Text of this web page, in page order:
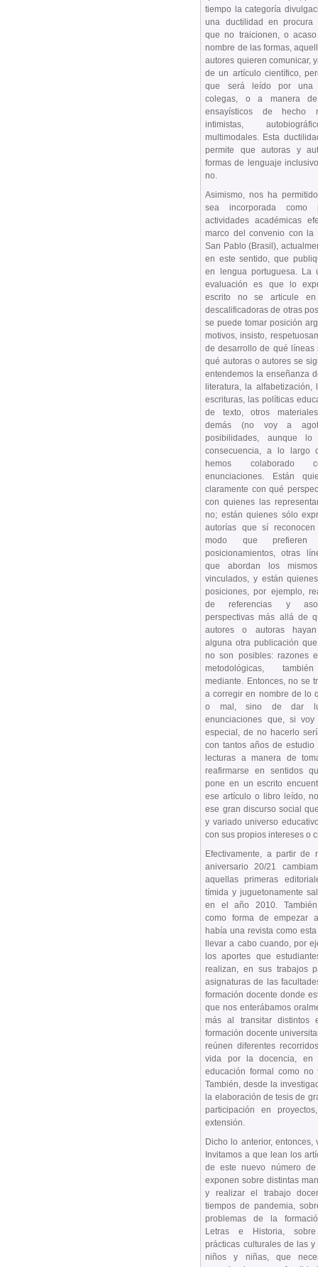
tiempo la categoría
una ductilidad en procura
que no traicionen, o
nombre de las formas,
autores quieren comunicar,
de un artículo científico,
que será leído por una
colegas, o a manera
ensayísticos de hecho
intimistas,
multimodales. Esta
permite que autoras y
formas de lenguaje
no.
Asimismo, nos ha
sea incorporada
actividades académicas
marco del convenio con la
San Pablo (Brasil),
en este sentido, que
en lengua portuguesa. La
evaluación es que lo
escrito no se articule en
descalificadoras de otras
se puede tomar posición
motivos, insisto,
de desarrollo de qué líneas
qué autoras o autores se
entendemos la enseñanza
literatura, la alfabetización,
escrituras, las políticas
de texto, otros
demás (no voy a
posibilidades, aunque lo
consecuencia, a lo largo
hemos colaborado
enunciaciones. Están
claramente con qué
con quienes las
no; están quienes sólo
autorías que sí
modo que prefieren
posicionamientos, otras
que abordan los
vinculados, y están
posiciones, por ejemplo,
de referencias y
perspectivas más allá de
autores o autoras
alguna otra publicación
no son posibles: razones
metodológicas,
mediante. Entonces, no se
a corregir en nombre de lo
o mal, sino de dar
enunciaciones que, si
especial, de no hacerlo
con tantos años de estudio
lecturas a manera de
reafirmarse en sentidos
pone en un escrito
ese artículo o libro leído,
ese gran discurso social
y variado universo
con sus propios intereses o
Efectivamente, a partir de
aniversario 20/21
aquellas primeras
tímida y juguetonamente
en el año 2010.
como forma de empezar
había una revista como
llevar a cabo cuando, por
los aportes que
realizan, en sus trabajos
asignaturas de las
formación docente donde
que nos enterábamos
más al transitar distintos
formación docente
reúnen diferentes
vida por la docencia, en
educación formal como no
También, desde la
la elaboración de tesis de
participación en
extensión.
Dicho lo anterior, entonces,
Invitamos a que lean los
de este nuevo número
exponen sobre distintas
y realizar el trabajo
tiempos de pandemia,
problemas de la
Letras e Historia,
prácticas culturales de las
niños y niñas, que